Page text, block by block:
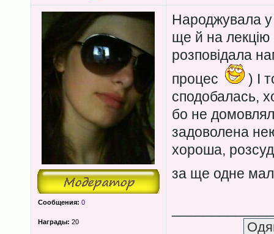
Сообщения: 0
Награды: 20
Народжувала
ще й на
розповідала
процес
) І
сподобалась,
бо не
задоволена
хороша,
за ще одне